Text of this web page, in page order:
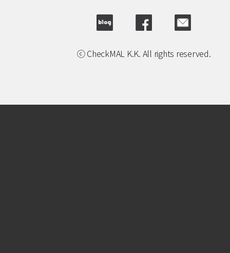
ⓒ CheckMAL K.K. All rights reserved.